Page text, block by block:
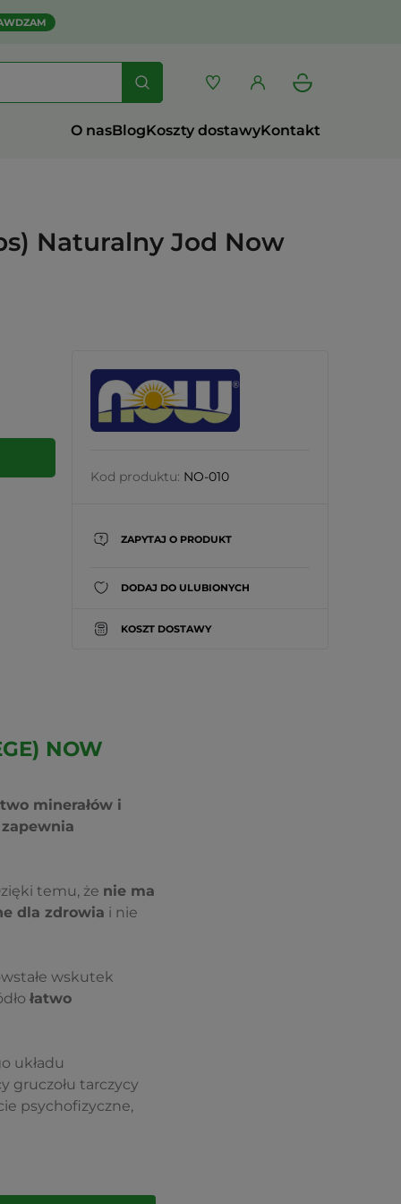
O nasBlogKoszty dostawyKontakt
Naturalny Jod Now
Kod produktu: NO-010
ZAPYTAJ O PRODUKT
DODAJ DO ULUBIONYCH
KOSZT DOSTAWY
NOW
minerałów i
temu, że nie ma
dla zdrowia i nie
wskutek
łatwo
układu
gruczołu tarczycy
psychofizyczne,